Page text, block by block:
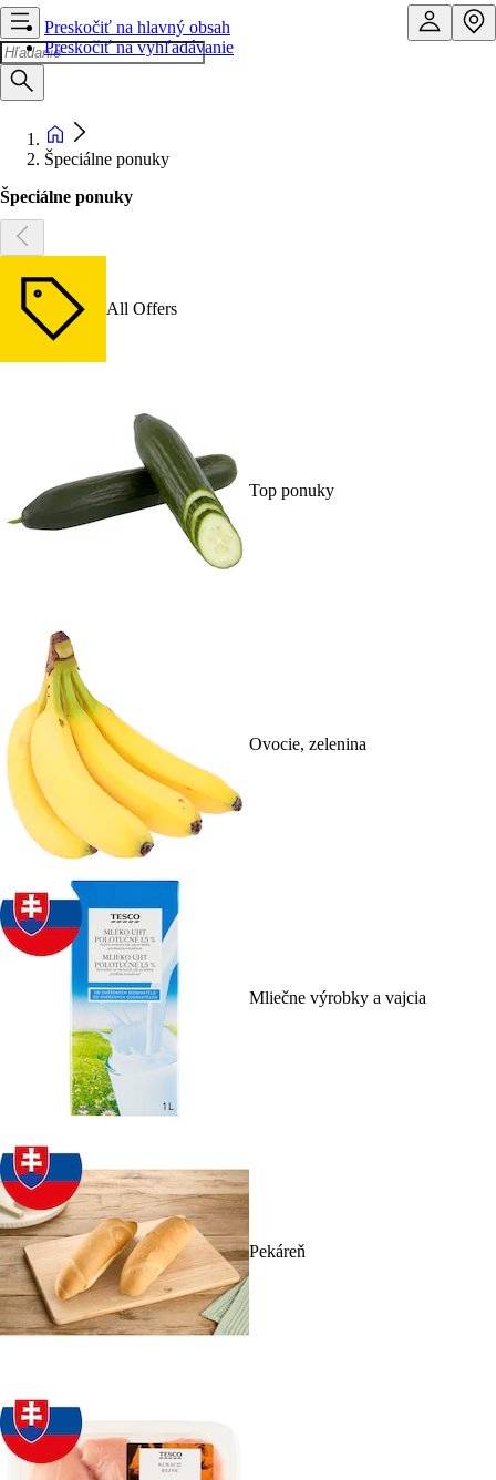
Preskočiť na hlavný obsah
Preskočiť na vyhľadávanie
Špeciálne ponuky
Špeciálne ponuky
All Offers
Top ponuky
Ovocie, zelenina
Mliečne výrobky a vajcia
Pekáreň